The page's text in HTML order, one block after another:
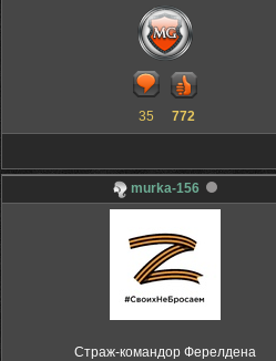
35 772
murka-156
Страж-командор Ферелдена